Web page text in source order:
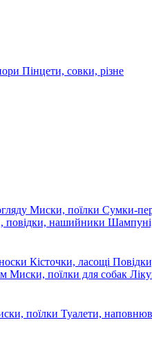
Пінцети, совки, різне
Миски, поїлки Сумки-
повідки, нашийники
Кісточки, ласощі
Миски, поїлки для собак
поїлки Туалети,